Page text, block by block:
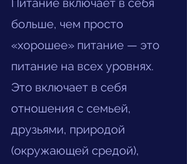
Питание включает в себя
больше, чем просто
«хорошее» питание — это
питание на всех уровнях.
Это включает в себя
отношения с семьей,
друзьями, природой
(окружающей средой),